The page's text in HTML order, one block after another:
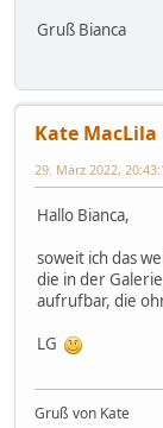
Gruß Bianca
Kate MacLila
29. März 2022,
Hallo Bianca,
soweit ich das
die in der
aufrufbar, die
LG
Gruß von Kate